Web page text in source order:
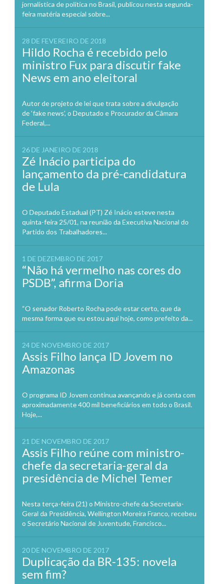
jornalística de política no Brasil, publicou nesta segunda-
feira matéria especial sobre...
28 DE FEVEREIRO DE 2018
Hildo Rocha é recebido pelo
ministro Fux para discutir fake
News em ano eleitoral
Autor de projeto de lei que trata sobre a divulgação
de ‘fake news’, o Deputado e Procurador da Câmara
Federal,...
26 DE JANEIRO DE 2018
Zé Inácio participa do
lançamento da pré-candidatura
de Lula
O Deputado Estadual (PT) Zé Inácio esteve nesta
quinta-feira 25/01, na reunião da Executiva Nacional do
Partido dos Trabalhadores...
1 DE DEZEMBRO DE 2017
“Não há vermelho nas cores do
PSDB”, afirma Doria
“O senador Roberto Rocha pode estar certo, que da
mesma forma que eu estou aqui hoje, como prefeito da...
24 DE NOVEMBRO DE 2017
Assis Filho lança ID Jovem no
Amazonas
O programa ID Jovem continua avançando e já conta com
aproximadamente 400 mil beneficiários em todo o Brasil.
Hoje,...
21 DE NOVEMBRO DE 2017
Assis Filho reúne com ministro-
chefe da secretaria-geral da
presidência de Michel Temer
Nesta terça-feira (21) o Ministro-chefe da Secretaria-
Geral da Presidência, Wellington Moreira Franco, recebeu
o Secretário Nacional de Juventude, Francisco...
20 DE NOVEMBRO DE 2017
Duplicação da BR-135: novela
sem fim?